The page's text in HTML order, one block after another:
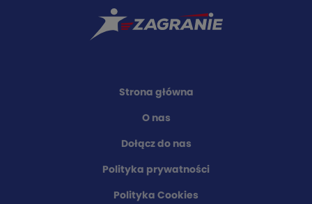
Strona główna
O nas
Dołącz do nas
Polityka prywatności
Polityka Cookies